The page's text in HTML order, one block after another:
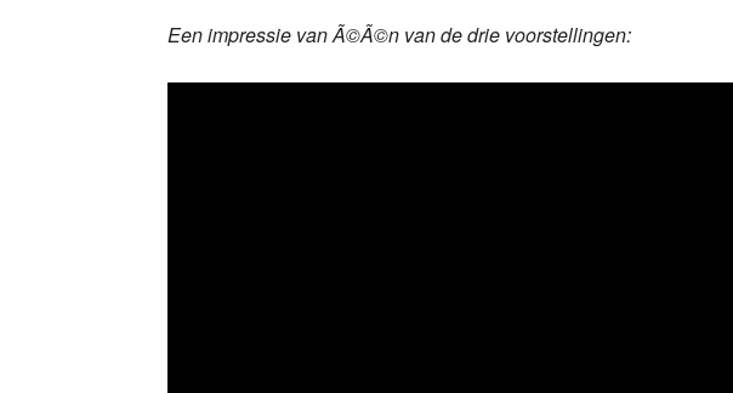
Een impressie van Ã©Ã©n van de drie voorstellingen: